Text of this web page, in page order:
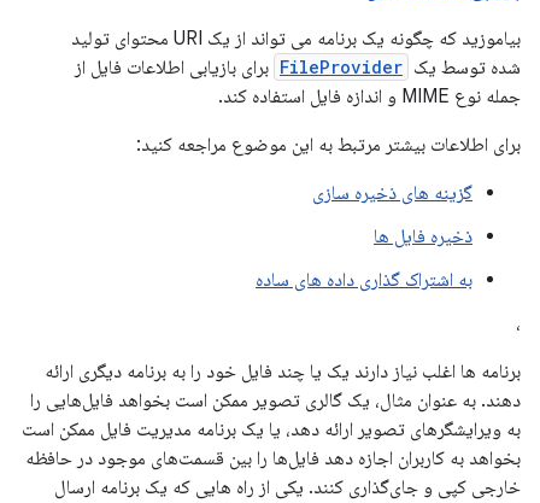
بیاموزید که چگونه یک برنامه می تواند از یک URI محتوای تولید
شده توسط یک FileProvider برای بازیابی اطلاعات فایل از
جمله نوع MIME و اندازه فایل استفاده کند.
برای اطلاعات بیشتر مرتبط به این موضوع مراجعه کنید:
گزینه های ذخیره سازی
ذخیره فایل ها
به اشتراک گذاری داده های ساده
،
برنامه ها اغلب نیاز دارند یک یا چند فایل خود را به برنامه دیگری ارائه
دهند. به عنوان مثال، یک گالری تصویر ممکن است بخواهد فایل‌هایی را
به ویرایشگرهای تصویر ارائه دهد، یا یک برنامه مدیریت فایل ممکن است
بخواهد به کاربران اجازه دهد فایل‌ها را بین قسمت‌های موجود در حافظه
خارجی کپی و جای‌گذاری کنند. یکی از راه هایی که یک برنامه ارسال